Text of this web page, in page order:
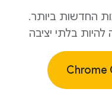
החדשות ביותר.